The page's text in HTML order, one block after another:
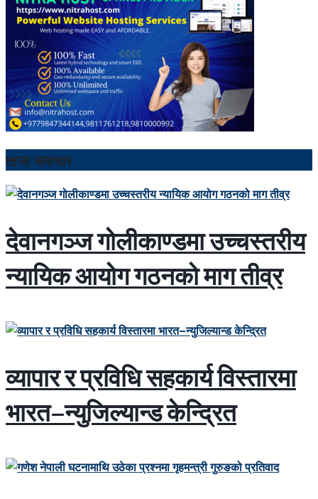
ताजा समाचार
देवानगञ्ज गोलीकाण्डमा उच्चस्तरीय
न्यायिक आयोग गठनको माग तीव्र
व्यापार र प्रविधि सहकार्य विस्तारमा
भारत–न्युजिल्यान्ड केन्द्रित